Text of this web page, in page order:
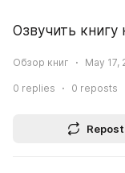
Озвучить книгу
Обзор книг May 17,
0 replies 0 reposts
Repost